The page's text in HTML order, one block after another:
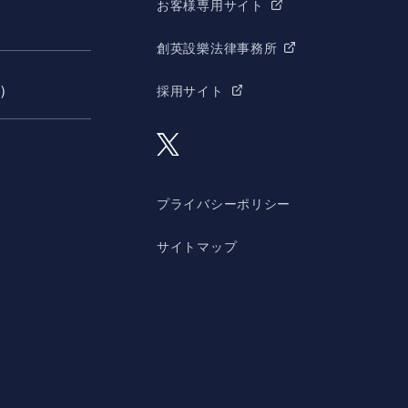
お客様専用サイト
創英設樂法律事務所
採用サイト
プライバシーポリシー
サイトマップ